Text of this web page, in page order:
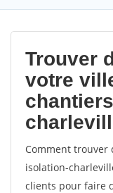
Trouver
votre
Comment trouver
isolation-
clients pour faire